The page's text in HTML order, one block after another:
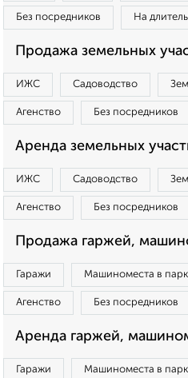
Без посредников На
Продажа земельных
ИЖС Садоводство
Агенство Без посредников
Аренда земельных
ИЖС Садоводство
Агенство Без посредников
Продажа гаржей,
Гаражи Машиноместа в
Агенство Без посредников
Аренда гаржей,
Гаражи Машиноместа в